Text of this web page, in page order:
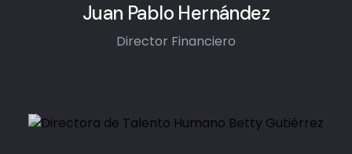
Juan Pablo Hernández
Director Financiero